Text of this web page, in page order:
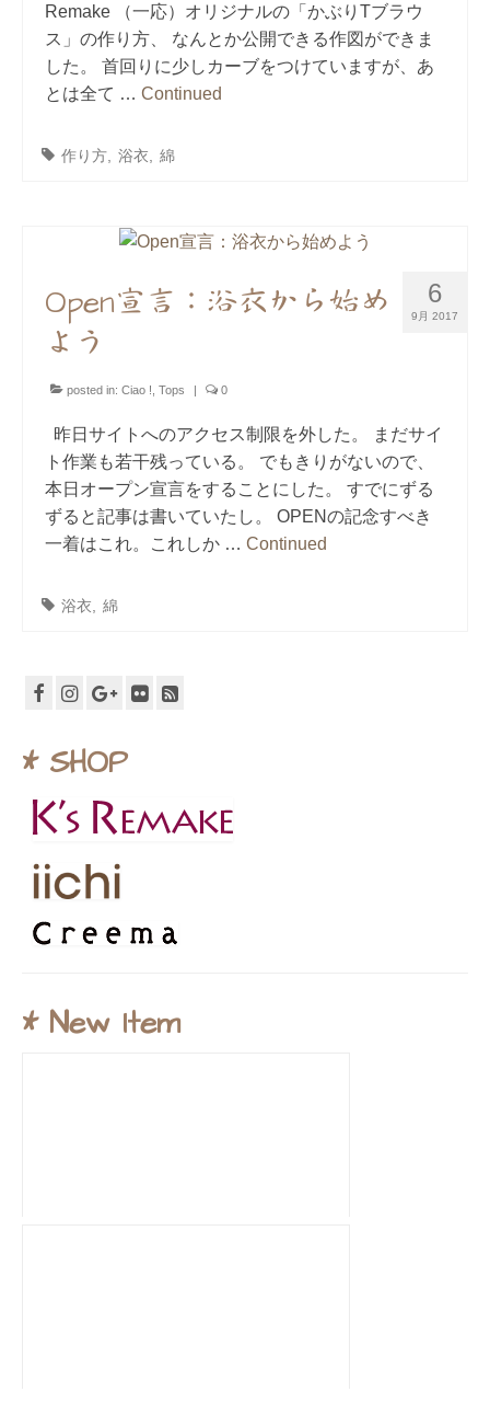
Remake （一応）オリジナルの「かぶりTブラウ
ス」の作り方、 なんとか公開できる作図ができま
した。 首回りに少しカーブをつけていますが、あ
とは全て … Continued
作り方 浴衣 綿
6
9月 2017
Open宣言：浴衣から始め
よう
posted in: Ciao ! Tops | 0
昨日サイトへのアクセス制限を外した。 まだサイ
ト作業も若干残っている。 でもきりがないので、
本日オープン宣言をすることにした。 すでにずる
ずると記事は書いていたし。 OPENの記念すべき
一着はこれ。これしか … Continued
浴衣 綿
* SHOP
* New Item